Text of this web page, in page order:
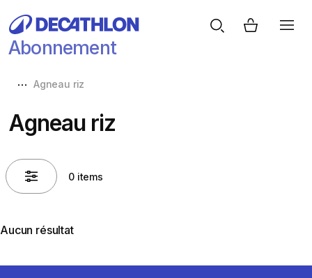
Abonnement
Agneau riz
Agneau riz
0 items
Aucun résultat